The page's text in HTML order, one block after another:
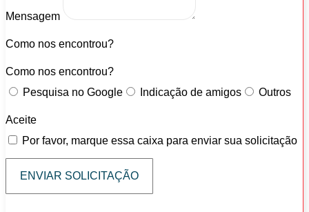
Mensagem
Como nos encontrou?
Como nos encontrou?
Pesquisa no Google
Indicação de amigos Outros
Aceite
Por favor, marque essa caixa para enviar sua solicitação
ENVIAR SOLICITAÇÃO